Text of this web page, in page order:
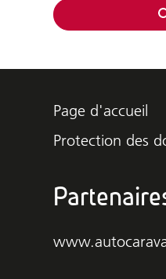
Page d'accueil
Protection des